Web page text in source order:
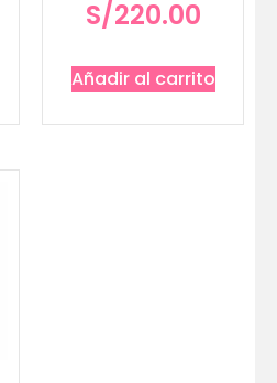
S/220.00
Añadir al carrito